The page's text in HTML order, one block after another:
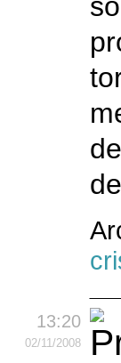
13:20
02/11/2008